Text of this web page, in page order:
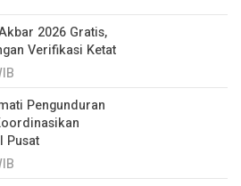
2026 Gratis,
Verifikasi Ketat
Pengunduran
Pusat